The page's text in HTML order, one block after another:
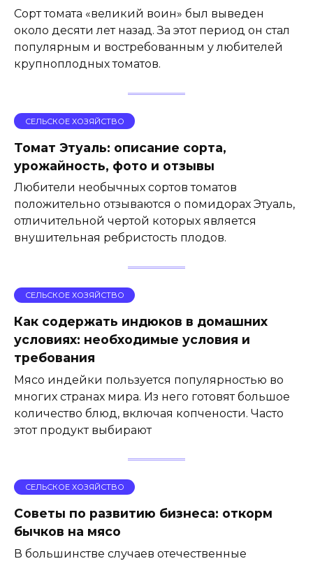
Сорт томата «великий воин» был выведен
около десяти лет назад. За этот период он стал
популярным и востребованным у любителей
крупноплодных томатов.
СЕЛЬСКОЕ ХОЗЯЙСТВО
Томат Этуаль: описание сорта,
урожайность, фото и отзывы
Любители необычных сортов томатов
положительно отзываются о помидорах Этуаль,
отличительной чертой которых является
внушительная ребристость плодов.
СЕЛЬСКОЕ ХОЗЯЙСТВО
Как содержать индюков в домашних
условиях: необходимые условия и
требования
Мясо индейки пользуется популярностью во
многих странах мира. Из него готовят большое
количество блюд, включая копчености. Часто
этот продукт выбирают
СЕЛЬСКОЕ ХОЗЯЙСТВО
Советы по развитию бизнеса: откорм
бычков на мясо
В большинстве случаев отечественные